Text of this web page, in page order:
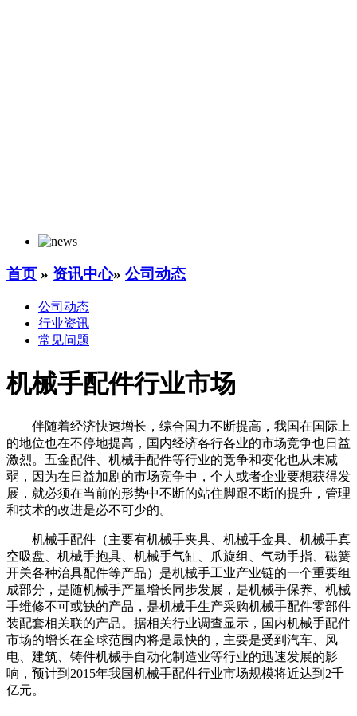
首页 » 资讯中心» 公司动态
公司动态
行业资讯
常见问题
机械手配件行业市场
伴随着经济快速增长，综合国力不断提高，我国在国际上
的地位也在不停地提高，国内经济各行各业的市场竞争也日益
激烈。五金配件、机械手配件等行业的竞争和变化也从未减
弱，因为在日益加剧的市场竞争中，个人或者企业要想获得发
展，就必须在当前的形势中不断的站住脚跟不断的提升，管理
和技术的改进是必不可少的。
机械手配件（主要有机械手夹具、机械手金具、机械手真
空吸盘、机械手抱具、机械手气缸、爪旋组、气动手指、磁簧
开关各种治具配件等产品）是机械手工业产业链的一个重要组
成部分，是随机械手产量增长同步发展，是机械手保养、机械
手维修不可或缺的产品，是机械手生产采购机械手配件零部件
装配套相关联的产品。据相关行业调查显示，国内机械手配件
市场的增长在全球范围内将是最快的，主要是受到汽车、风
电、建筑、铸件机械手自动化制造业等行业的迅速发展的影
响，预计到2015年我国机械手配件行业市场规模将近达到2千
亿元。